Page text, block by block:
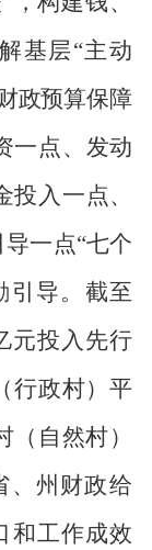
基层“主动
政预算保障
一点、发动
入一点、
导一点“七个
导。 截至
元投入 先行
行政村）平
自然村）
、州 财政给
和工作成效